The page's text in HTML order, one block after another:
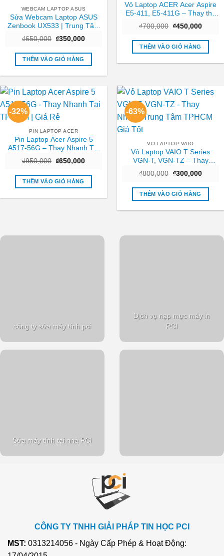
WEBCAM LAPTOP ASUS
Sửa Webcam Laptop ASUS
Zenbook UX533 | Trung Tâm
₫650,000 Giá
là:
₫650,000.
₫350,000Giá
tại
₫350,000.
THÊM VÀO GIỎ HÀNG
Vỏ Laptop ACER Acer Aspire
E5-411, E5-411G – Thay thế
₫700,000 Giá
là:
₫700,000.
₫450,000Giá
tại
THÊM VÀO GIỎ HÀNG
-32%
PIN LAPTOP ACER
Pin Laptop Acer Aspire 5
A517-56G – Thay Nhanh Tại
₫950,000 Giá
là:
₫950,000.
₫650,000Giá
tại
₫650,000.
THÊM VÀO GIỎ HÀNG
-63%
VO LAPTOP VAIO
Vỏ Laptop VAIO T Series
VGN-T, VGN-TZ – Thay
Giá Tốt
₫800,000 Giá
là:
₫800,000.
₫300,000Giá
tại
THÊM VÀO GIỎ HÀNG
công ty sửa máy tính pci
Dịch vụ nạp mực máy in
PCI
Sửa máy tính tại nhà PCI
CÔNG TY TNHH GIẢI PHÁP TIN HỌC PCI
MST: 0313214056 - Ngày Cấp Phép & Hoạt Động: